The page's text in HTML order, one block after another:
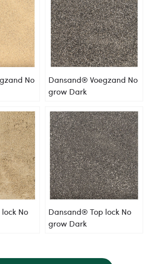
No
Dansand® Voegzand No
grow Dark
No
Dansand® Top lock No
grow Dark